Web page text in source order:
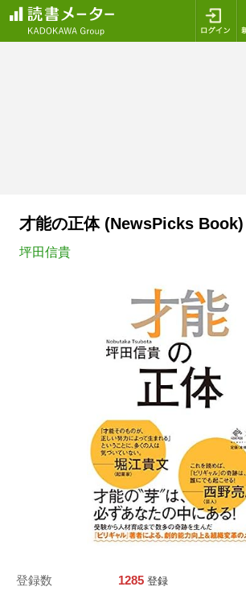
才能の正体 (NewsPicks Book)
坪田信貴
登録数 1285 登録